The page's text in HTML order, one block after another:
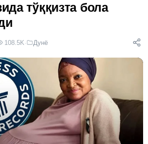
тўққизта бола
108.5K· Дунё